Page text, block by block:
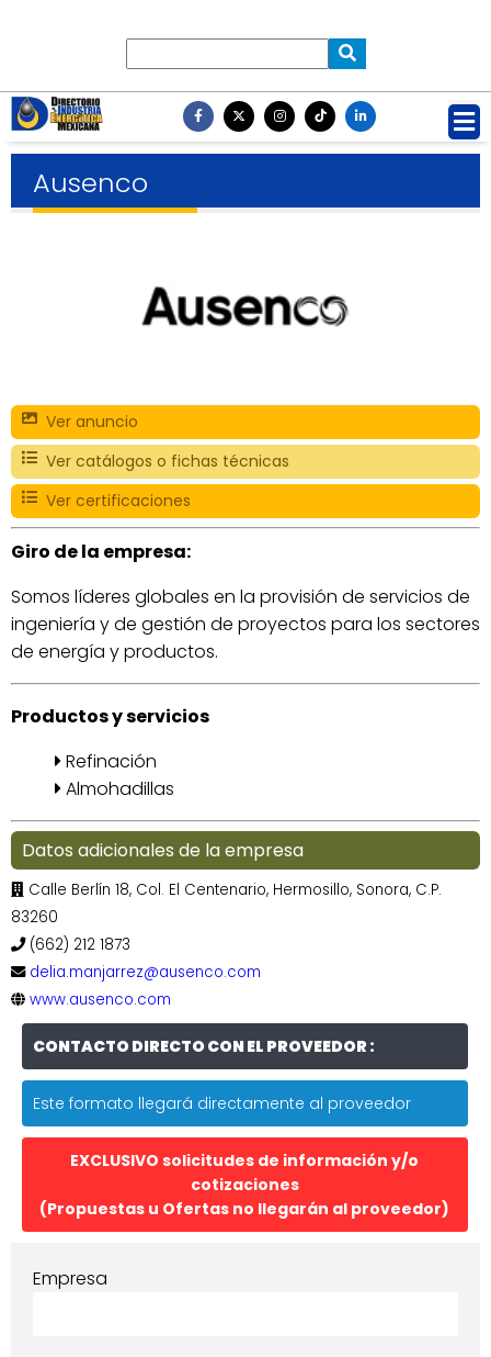
Ausenco
Ver anuncio
Ver catálogos o fichas técnicas
Ver certificaciones
Giro de la empresa:
Somos líderes globales en la provisión de servicios de
ingeniería y de gestión de proyectos para los sectores
de energía y productos.
Productos y servicios
Refinación
Almohadillas
Datos adicionales de la empresa
Calle Berlín 18, Col. El Centenario, Hermosillo, Sonora, C.P.
83260
(662) 212 1873
delia.manjarrez@ausenco.com
www.ausenco.com
CONTACTO DIRECTO CON EL PROVEEDOR :
Este formato llegará directamente al proveedor
EXCLUSIVO solicitudes de información y/o
cotizaciones
(Propuestas u Ofertas no llegarán al proveedor)
Empresa